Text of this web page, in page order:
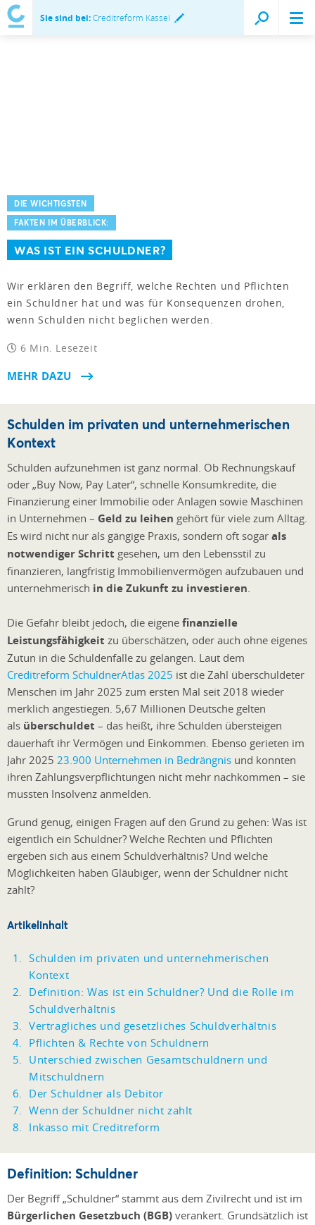
Sie sind bei:Creditreform Kassel
DIE WICHTIGSTEN
FAKTEN IM ÜBERBLICK:
WAS IST EIN SCHULDNER?
Wir erklären den Begriff, welche Rechten und Pflichten
ein Schuldner hat und was für Konsequenzen drohen,
wenn Schulden nicht beglichen werden.
6 Min. Lesezeit
MEHR DAZU
Schulden im privaten und unternehmerischen
Kontext
Schulden aufzunehmen ist ganz normal. Ob Rechnungskauf
oder „Buy Now, Pay Later“, schnelle Konsumkredite, die
Finanzierung einer Immobilie oder Anlagen sowie Maschinen
in Unternehmen – Geld zu leihen gehört für viele zum Alltag.
Es wird nicht nur als gängige Praxis, sondern oft sogar als
notwendiger Schritt gesehen, um den Lebensstil zu
finanzieren, langfristig Immobilienvermögen aufzubauen und
unternehmerisch in die Zukunft zu investieren.
Die Gefahr bleibt jedoch, die eigene finanzielle
Leistungsfähigkeit zu überschätzen, oder auch ohne eigenes
Zutun in die Schuldenfalle zu gelangen. Laut dem
Creditreform SchuldnerAtlas 2025 ist die Zahl überschuldeter
Menschen im Jahr 2025 zum ersten Mal seit 2018 wieder
merklich angestiegen. 5,67 Millionen Deutsche gelten
als überschuldet – das heißt, ihre Schulden übersteigen
dauerhaft ihr Vermögen und Einkommen. Ebenso gerieten im
Jahr 2025 23.900 Unternehmen in Bedrängnis und konnten
ihren Zahlungsverpflichtungen nicht mehr nachkommen – sie
mussten Insolvenz anmelden.
Grund genug, einigen Fragen auf den Grund zu gehen: Was ist
eigentlich ein Schuldner? Welche Rechten und Pflichten
ergeben sich aus einem Schuldverhältnis? Und welche
Möglichkeiten haben Gläubiger, wenn der Schuldner nicht
zahlt?
Artikelinhalt
Schulden im privaten und unternehmerischen
Kontext
Definition: Was ist ein Schuldner? Und die Rolle im
Schuldverhältnis
Vertragliches und gesetzliches Schuldverhältnis
Pflichten & Rechte von Schuldnern
Unterschied zwischen Gesamtschuldnern und
Mitschuldnern
Der Schuldner als Debitor
Wenn der Schuldner nicht zahlt
Inkasso mit Creditreform
Definition: Schuldner
Der Begriff „Schuldner“ stammt aus dem Zivilrecht und ist im
Bürgerlichen Gesetzbuch (BGB) verankert. Grundsätzlich ist